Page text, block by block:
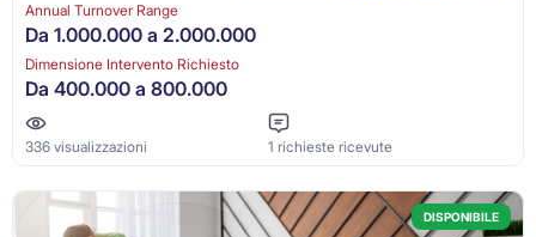
Annual Turnover Range
Da 1.000.000 a 2.000.000
Dimensione Intervento Richiesto
Da 400.000 a 800.000
336 visualizzazioni 1 richieste ricevute
DISPONIBILE